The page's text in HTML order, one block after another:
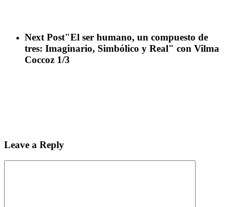
Next Post"El ser humano, un compuesto de
tres: Imaginario, Simbólico y Real" con Vilma
Coccoz 1/3
Leave a Reply